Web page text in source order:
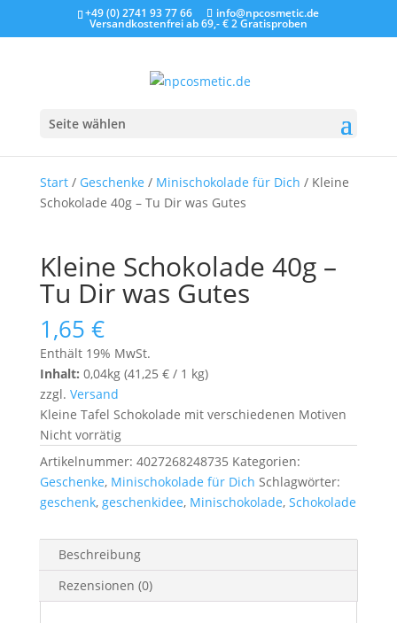
+49 (0) 2741 93 77 66 info@npcosmetic.de
Versandkostenfrei ab 69,- €2 Gratisproben
Seite wählen
Start/ Geschenke / Minischokolade für Dich / Kleine
Schokolade 40g – Tu Dir was Gutes
Kleine Schokolade 40g –
Tu Dir was Gutes
1,65 €
Enthält 19% MwSt.
Inhalt: 0,04kg (41,25 €/ 1 kg)
zzgl. Versand
Kleine Tafel Schokolade mit verschiedenen Motiven
Nicht vorrätig
Artikelnummer: 4027268248735 Kategorien:
Geschenke, Minischokolade für Dich Schlagwörter:
geschenk, geschenkidee, Minischokolade, Schokolade
Beschreibung
Rezensionen (0)